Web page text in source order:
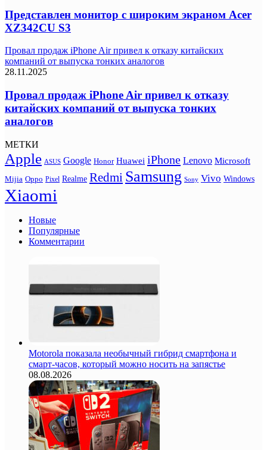
Представлен монитор с широким экраном Acer
XZ342CU S3
Провал продаж iPhone Air привел к отказу китайских
компаний от выпуска тонких аналогов
28.11.2025
Провал продаж iPhone Air привел к отказу
китайских компаний от выпуска тонких
аналогов
МЕТКИ
Apple ASUS Google Honor Huawei iPhone Lenovo Microsoft
Mijia Oppo Pixel Realme Redmi Samsung Sony Vivo Windows
Xiaomi
Новые
Популярные
Комментарии
Motorola показала необычный гибрид смартфона и
смарт-часов, который можно носить на запястье
08.08.2026